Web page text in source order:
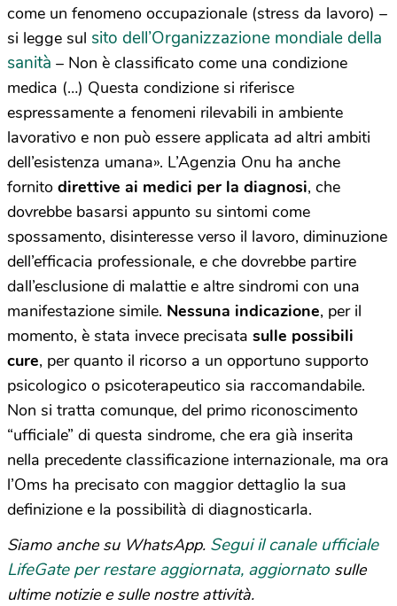
come un fenomeno occupazionale (stress da lavoro) –
si legge sul sito dell’Organizzazione mondiale della
sanità – Non è classificato come una condizione
medica (…) Questa condizione si riferisce
espressamente a fenomeni rilevabili in ambiente
lavorativo e non può essere applicata ad altri ambiti
dell’esistenza umana». L’Agenzia Onu ha anche
fornito direttive ai medici per la diagnosi, che
dovrebbe basarsi appunto su sintomi come
spossamento, disinteresse verso il lavoro, diminuzione
dell’efficacia professionale, e che dovrebbe partire
dall’esclusione di malattie e altre sindromi con una
manifestazione simile. Nessuna indicazione, per il
momento, è stata invece precisata sulle possibili
cure, per quanto il ricorso a un opportuno supporto
psicologico o psicoterapeutico sia raccomandabile.
Non si tratta comunque, del primo riconoscimento
“ufficiale” di questa sindrome, che era già inserita
nella precedente classificazione internazionale, ma ora
l’Oms ha precisato con maggior dettaglio la sua
definizione e la possibilità di diagnosticarla.
Siamo anche su WhatsApp. Segui il canale ufficiale
LifeGate per restare aggiornata, aggiornato sulle
ultime notizie e sulle nostre attività.